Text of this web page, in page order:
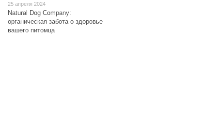
25 апреля 2024
Natural Dog Company:
органическая забота о здоровье
вашего питомца